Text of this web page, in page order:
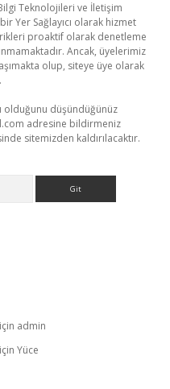
Teknolojileri ve İletişim
Yer Sağlayıcı olarak hizmet
proaktif olarak denetleme
Ancak, üyelerimiz
olup, siteye üye olarak
olduğunu düşündüğünüz
adresine bildirmeniz
sitemizden kaldırılacaktır.
için admin
için Yüce